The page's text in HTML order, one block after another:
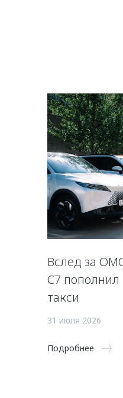
Вслед за
C7
такси
31 июля 2026
Подробнее